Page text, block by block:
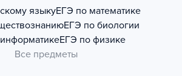
языкуЕГЭ по математике
ЕГЭ по биологии
ЕГЭ по физике
Все предметы